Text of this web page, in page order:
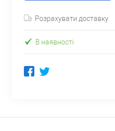
Розрахувати доставку
В наявності